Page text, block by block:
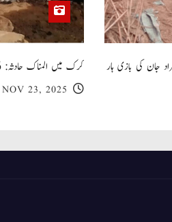
گھر کی چھت گرنے کا سانحہ: 5 افراد جان کی بازی ہار
کرک میں المناک حادثہ: 6 افراد جاں بحق، متعدد زخمی
NOV 23, 2025